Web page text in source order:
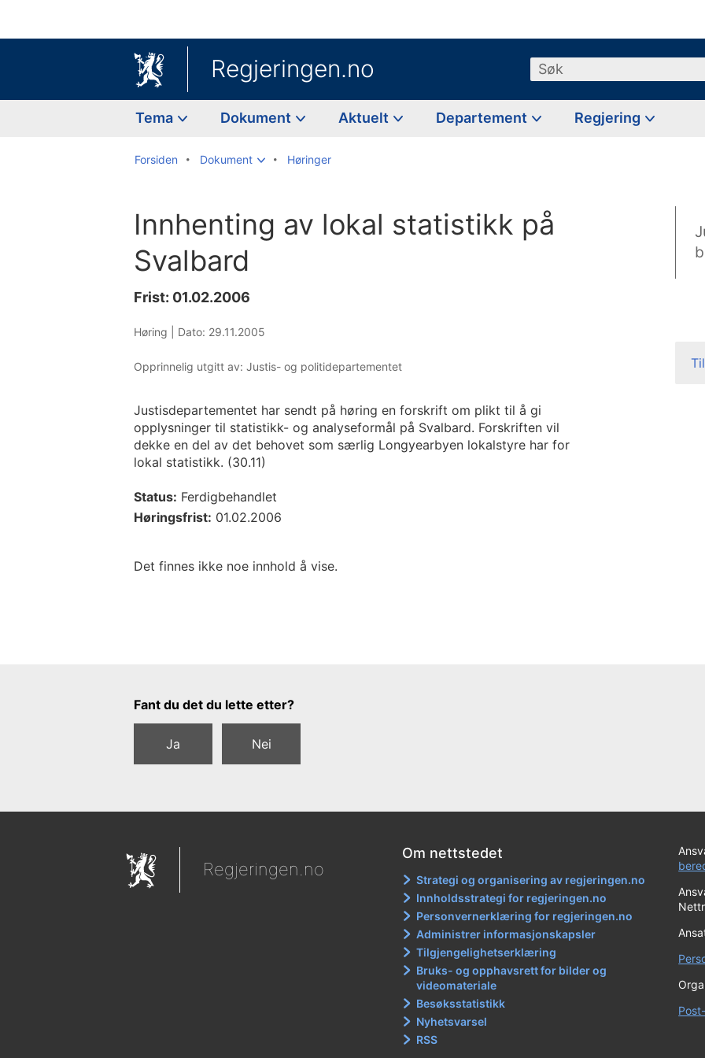
Regjeringen.no Søk
Tema Dokument Aktuelt Departement Regjering
Forsiden Dokument Høringer
Innhenting av lokal statistikk på
Svalbard
Frist: 01.02.2006
Høring | Dato: 29.11.2005
Opprinnelig utgitt av: Justis- og politidepartementet
Justisdepartementet har sendt på høring en forskrift om plikt til å gi
opplysninger til statistikk- og analyseformål på Svalbard. Forskriften vil
dekke en del av det behovet som særlig Longyearbyen lokalstyre har for
lokal statistikk. (30.11)
Status: Ferdigbehandlet
Høringsfrist: 01.02.2006
Det finnes ikke noe innhold å vise.
Tilbakemeldingsskjema
Fant du det du lette etter?
Ja Nei
Regjeringen.no
Om nettstedet
Strategi og organisering av regjeringen.no
Innholdsstrategi for regjeringen.no
Personvernerklæring for regjeringen.no
Administrer informasjonskapsler
Tilgjengelighetserklæring
Bruks- og opphavsrett for bilder og
videomateriale
Besøksstatistikk
Nyhetsvarsel
RSS